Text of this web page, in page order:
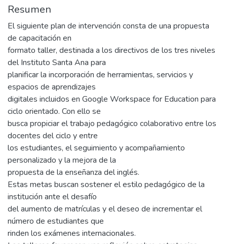
Resumen
El siguiente plan de intervención consta de una propuesta
de capacitación en
formato taller, destinada a los directivos de los tres niveles
del Instituto Santa Ana para
planificar la incorporación de herramientas, servicios y
espacios de aprendizajes
digitales incluidos en Google Workspace for Education para
ciclo orientado. Con ello se
busca propiciar el trabajo pedagógico colaborativo entre los
docentes del ciclo y entre
los estudiantes, el seguimiento y acompañamiento
personalizado y la mejora de la
propuesta de la enseñanza del inglés.
Estas metas buscan sostener el estilo pedagógico de la
institución ante el desafío
del aumento de matrículas y el deseo de incrementar el
número de estudiantes que
rinden los exámenes internacionales.